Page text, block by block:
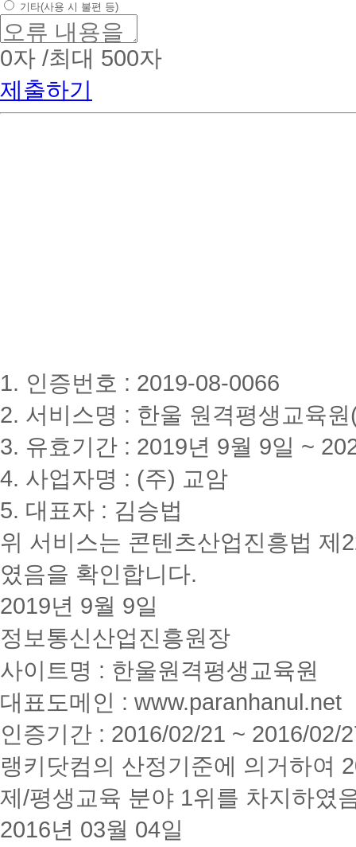
기타(사용 시 불편 등)
0자 /최대 500자
제출하기
1. 인증번호 : 2019-08-0066
2. 서비스명 : 한울 원격평생교육
3. 유효기간 : 2019년 9월 9일 ~
4. 사업자명 : (주) 교암
5. 대표자 : 김승법
위 서비스는 콘텐츠산업진흥법 제
였음을 확인합니다.
2019년 9월 9일
정보통신산업진흥원장
사이트명 : 한울원격평생교육원
대표도메인 : www.paranhanul.net
인증기간 : 2016/02/21 ~ 2016/02/
랭키닷컴의 산정기준에 의거하여
제/평생교육 분야 1위를 차지하였
2016년 03월 04일